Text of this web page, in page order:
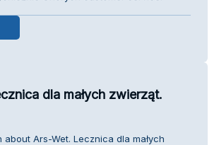
dla małych zwierząt.
about Ars-Wet. Lecznica dla małych